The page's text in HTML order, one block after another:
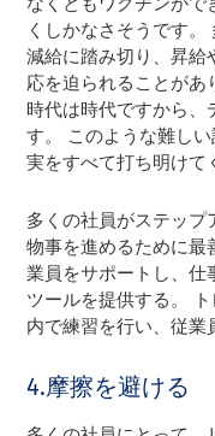
くしかなさそうです。
減給に踏み切り、昇給
応を迫られることがあ
時代は時代ですから、
す。 このような難し
実をすべて打ち明けて
多くの社員がステップ
物事を進めるために最
業員をサポートし、仕
ツールを提供する。
内で練習を行い、従業
4.摩擦を避ける